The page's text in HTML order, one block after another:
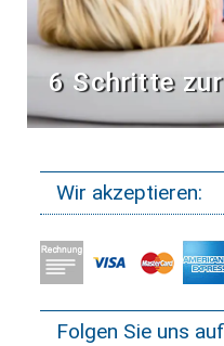
6 Schritte
Wir akzeptieren:
Folgen Sie uns